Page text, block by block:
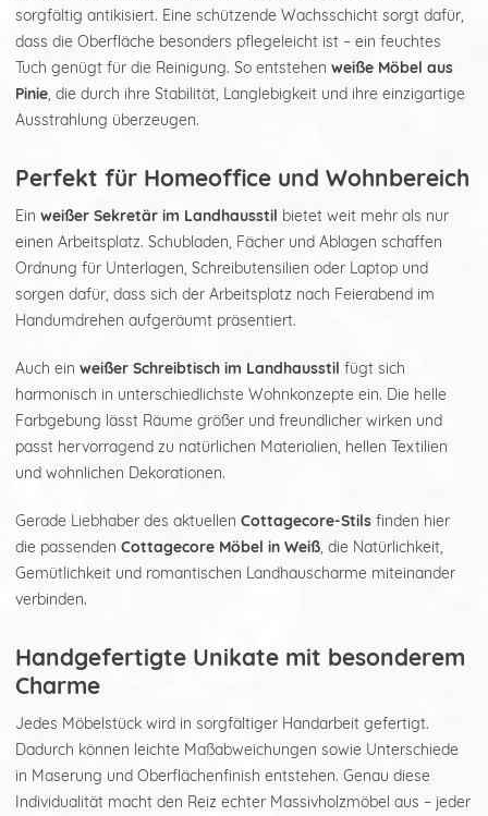
sorgfältig antikisiert. Eine schützende Wachsschicht sorgt dafür,
dass die Oberfläche besonders pflegeleicht ist – ein feuchtes
Tuch genügt für die Reinigung. So entstehen weiße Möbel aus
Pinie, die durch ihre Stabilität, Langlebigkeit und ihre einzigartige
Ausstrahlung überzeugen.
Perfekt für Homeoffice und Wohnbereich
Ein weißer Sekretär im Landhausstil bietet weit mehr als nur
einen Arbeitsplatz. Schubladen, Fächer und Ablagen schaffen
Ordnung für Unterlagen, Schreibutensilien oder Laptop und
sorgen dafür, dass sich der Arbeitsplatz nach Feierabend im
Handumdrehen aufgeräumt präsentiert.
Auch ein weißer Schreibtisch im Landhausstil fügt sich
harmonisch in unterschiedlichste Wohnkonzepte ein. Die helle
Farbgebung lässt Räume größer und freundlicher wirken und
passt hervorragend zu natürlichen Materialien, hellen Textilien
und wohnlichen Dekorationen.
Gerade Liebhaber des aktuellen Cottagecore-Stils finden hier
die passenden Cottagecore Möbel in Weiß, die Natürlichkeit,
Gemütlichkeit und romantischen Landhauscharme miteinander
verbinden.
Handgefertigte Unikate mit besonderem
Charme
Jedes Möbelstück wird in sorgfältiger Handarbeit gefertigt.
Dadurch können leichte Maßabweichungen sowie Unterschiede
in Maserung und Oberflächenfinish entstehen. Genau diese
Individualität macht den Reiz echter Massivholzmöbel aus – jeder